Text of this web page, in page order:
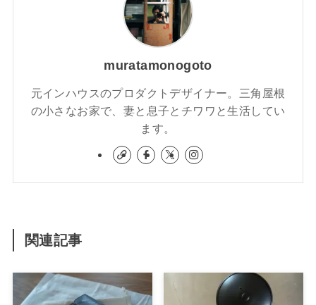
muratamonogoto
元インハウスのプロダクトデザイナー。三角屋根
の小さなお家で、妻と息子とチワワと生活してい
ます。
関連記事